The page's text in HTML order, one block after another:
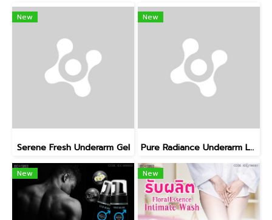
New
Serene Fresh Underarm Gel
New
Pure Radiance Underarm Lotion
New New